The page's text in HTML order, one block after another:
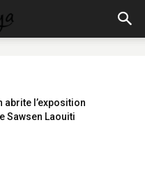
abrite l’exposition
Sawsen Laouiti